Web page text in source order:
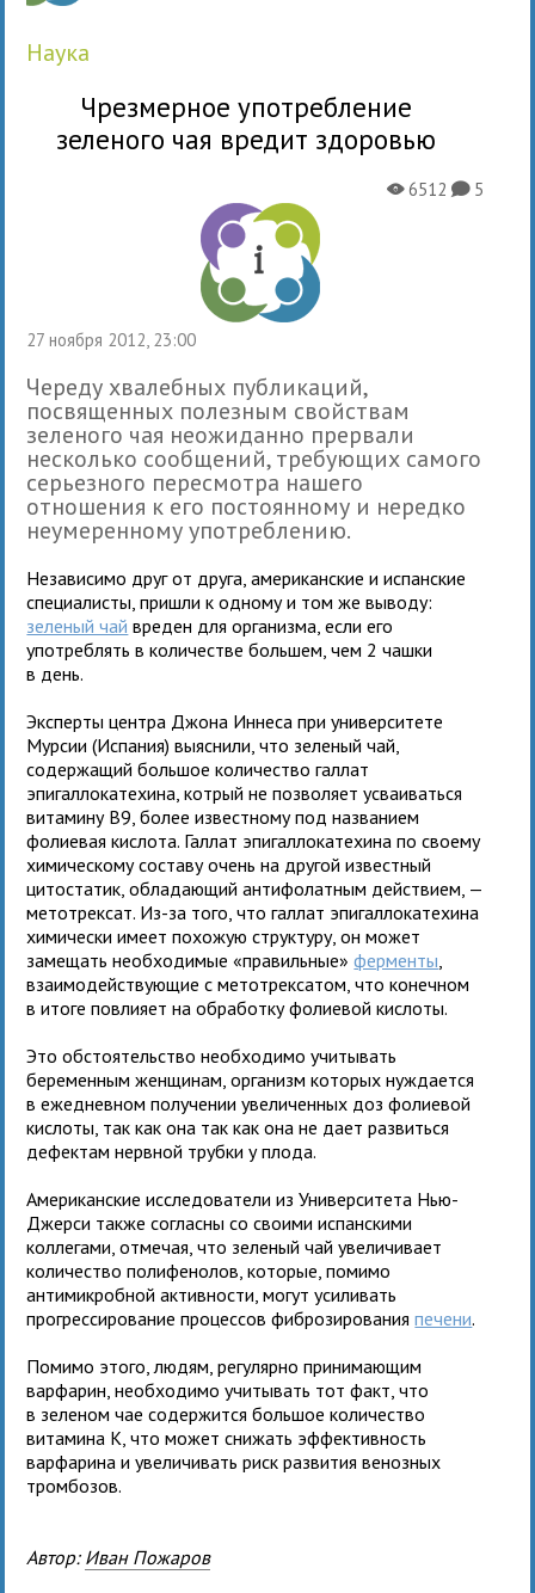
наука
Чрезмерное употребление
зеленого чая вредит здоровью
27 ноября 2012, 23:00
X6512K5
Череду хвалебных публикаций,
посвященных полезным свойствам
зеленого чая неожиданно прервали
несколько сообщений, требующих самого
серьезного пересмотра нашего
отношения к его постоянному и нередко
неумеренному употреблению.
Независимо друг от друга, американские и испанские
специалисты, пришли к одному и том же выводу:
зеленый чай вреден для организма, если его
употреблять в количестве большем, чем 2 чашки
в день.
Эксперты центра Джона Иннеса при университете
Мурсии (Испания) выяснили, что зеленый чай,
содержащий большое количество галлат
эпигаллокатехина, котрый не позволяет усваиваться
витамину В9, более известному под названием
фолиевая кислота. Галлат эпигаллокатехина по своему
химическому составу очень на другой известный
цитостатик, обладающий антифолатным действием, —
метотрексат. Из-за того, что галлат эпигаллокатехина
химически имеет похожую структуру, он может
замещать необходимые «правильные»ферменты
взаимодействующие с метотрексатом, что конечном
в итоге повлияет на обработку фолиевой кислоты.
Это обстоятельство необходимо учитывать
беременным женщинам, организм которых нуждается
в ежедневном получении увеличенных доз фолиевой
кислоты, так как она так как она не дает развиться
дефектам нервной трубки у плода.
Американские исследователи из Университета Нью-
Джерси также согласны со своими испанскими
коллегами, отмечая, что зеленый чай увеличивает
количество полифенолов, которые, помимо
антимикробной активности, могут усиливать
прогрессирование процессов фиброзированияпечени.
Помимо этого, людям, регулярно принимающим
варфарин, необходимо учитывать тот факт, что
в зеленом чае содержится большое количество
витамина К, что может снижать эффективность
варфарина и увеличивать риск развития венозных
тромбозов.
Автор: Иван Пожаров